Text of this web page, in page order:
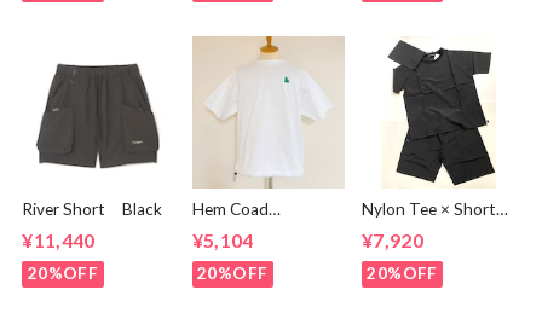
River Short Black
¥11,440
20%OFF
Hem Coad
Embroidery T-
shirts White /
Green
¥5,104
20%OFF
Nylon Tee × Shorts
Set Up Black
¥7,920
20%OFF